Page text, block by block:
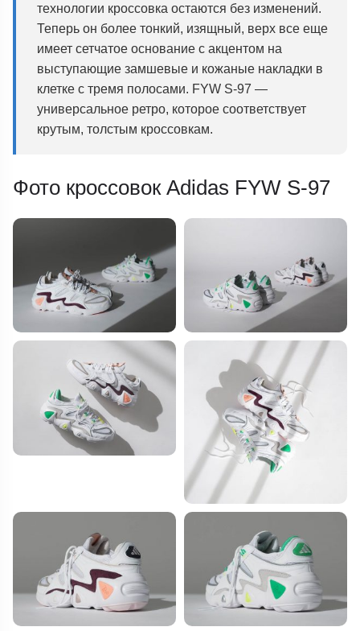
технологии кроссовка остаются без изменений.
Теперь он более тонкий, изящный, верх все еще
имеет сетчатое основание с акцентом на
выступающие замшевые и кожаные накладки в
клетке с тремя полосами. FYW S-97 —
универсальное ретро, ​​которое соответствует
крутым, толстым кроссовкам.
Фото кроссовок Adidas FYW S-97